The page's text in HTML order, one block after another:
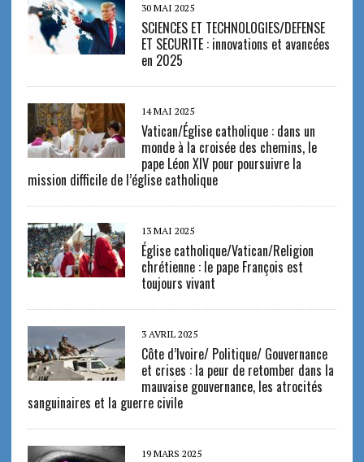
30 MAI 2025
SCIENCES ET TECHNOLOGIES/DEFENSE
ET SECURITE : innovations et avancées
en 2025
14 MAI 2025
Vatican/Église catholique : dans un
monde à la croisée des chemins, le
pape Léon XIV pour poursuivre la
mission difficile de l’église catholique
13 MAI 2025
Église catholique/Vatican/Religion
chrétienne : le pape François est
toujours vivant
3 AVRIL 2025
Côte d’Ivoire/ Politique/ Gouvernance
et crises : la peur de retomber dans la
mauvaise gouvernance, les atrocités
sanguinaires et la guerre civile
19 MARS 2025